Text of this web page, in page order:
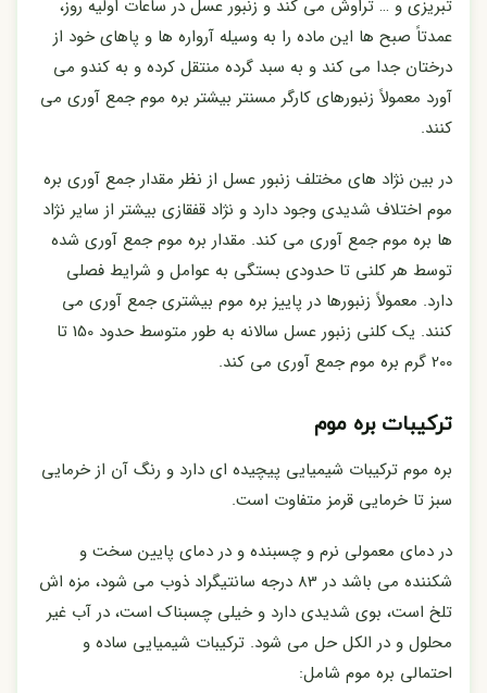
تبریزی و … تراوش می کند و زنبور عسل در ساعات اولیه روز،
عمدتاً صبح ها این ماده را به وسیله آرواره ها و پاهای خود از
درختان جدا می کند و به سبد گرده منتقل کرده و به کندو می
آورد معمولاً زنبورهای کارگر مسنتر بیشتر بره موم جمع آوری می
کنند.
در بین نژاد های مختلف زنبور عسل از نظر مقدار جمع آوری بره
موم اختلاف شدیدی وجود دارد و نژاد قفقازی بیشتر از سایر نژاد
ها بره موم جمع آوری می کند. مقدار بره موم جمع آوری شده
توسط هر کلنی تا حدودی بستگی به عوامل و شرایط فصلی
دارد. معمولاً زنبورها در پاییز بره موم بیشتری جمع آوری می
کنند. یک کلنی زنبور عسل سالانه به طور متوسط حدود 150 تا
200 گرم بره موم جمع آوری می کند.
ترکیبات بره موم
بره موم ترکیبات شیمیایی پیچیده ای دارد و رنگ آن از خرمایی
سبز تا خرمایی قرمز متفاوت است.
در دمای معمولی نرم و چسبنده و در دمای پایین سخت و
شکننده می باشد در 83 درجه سانتیگراد ذوب می شود، مزه اش
تلخ است، بوی شدیدی دارد و خیلی چسبناک است، در آب غیر
محلول و در الکل حل می شود. ترکیبات شیمیایی ساده و
احتمالی بره موم شامل: